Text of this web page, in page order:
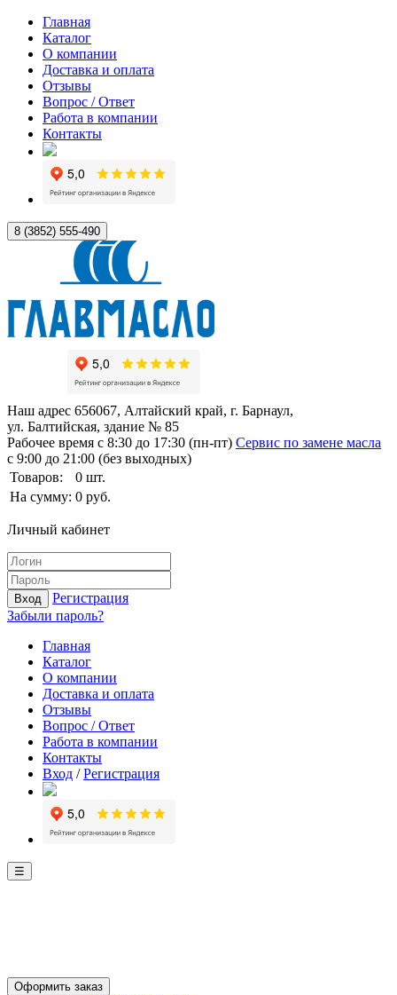
Главная
Каталог
О компании
Доставка и оплата
Отзывы
Вопрос / Ответ
Работа в компании
Контакты
8 (3852) 555-490
Наш адрес 656067, Алтайский край, г. Барнаул,
ул. Балтийская, здание № 85
Рабочее время с 8:30 до 17:30 (пн-пт) Сервис по замене масла
с 9:00 до 21:00 (без выходных)
Товаров:
0 шт.
На сумму: 0 руб.
Личный кабинет
Вход
Регистрация
Забыли пароль?
Главная
Каталог
О компании
Доставка и оплата
Отзывы
Вопрос / Ответ
Работа в компании
Контакты
Вход /Регистрация
☰
Оформить заказ